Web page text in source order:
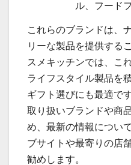
ル、フード
これらのブランドは、
リーな製品を提供する
スメキッチンでは、こ
ライフスタイル製品を
ギフト選びにも最適で
取り扱いブランドや商
め、最新の情報につい
ブサイトや最寄りの店
勧めします。